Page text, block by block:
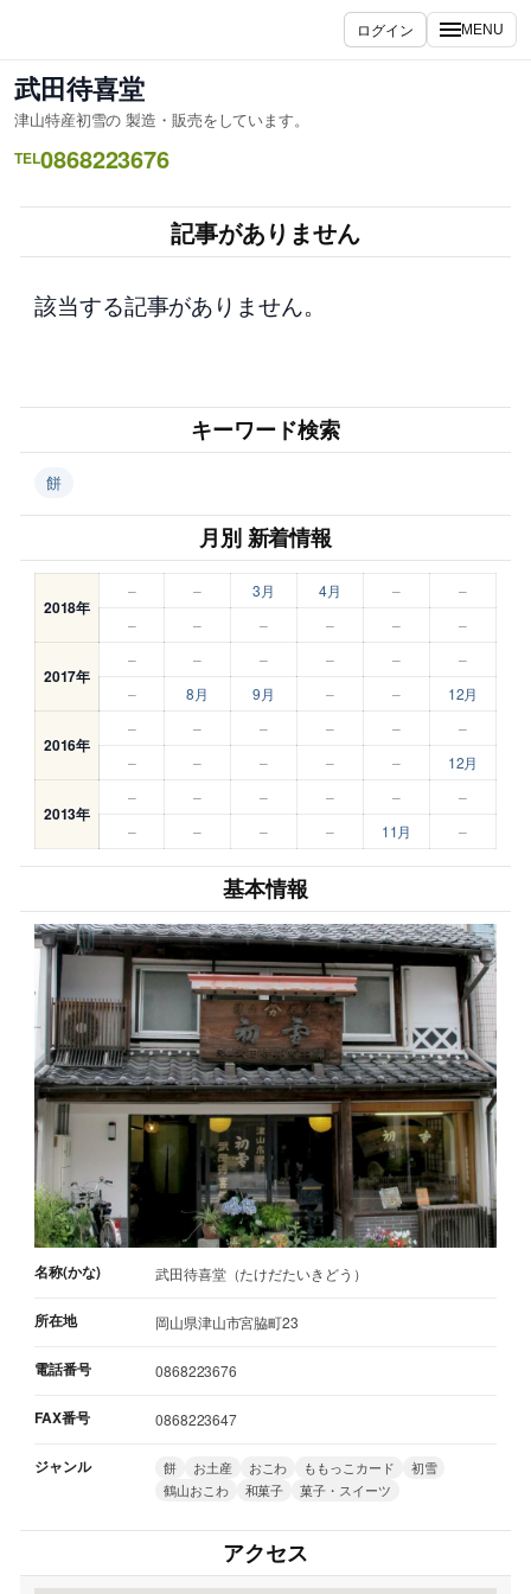
を
ス
キ
ッ
ログイン MENU
武田待喜堂
津山特産初雪の 製造・販売をしています。
TEL0868223676
記事がありません
該当する記事がありません。
キーワード検索
餅
月別 新着情報
2018年
– – 3月 4月 –
–
–
– – – – –
2017年
– – – – –
–
–
8月 9月 – – 12月
2016年
– – – – –
–
–
– – – – 12月
2013年
– – – – –
–
–
– – – 11月 –
基本情報
名称(かな) 武田待喜堂（たけだたいきどう）
所在地 岡山県津山市宮脇町23
電話番号 0868223676
FAX番号 0868223647
ジャンル 餅 お土産 おこわ ももっこカード
初雪
鶴山おこわ
和菓子 菓子・スイーツ
アクセス